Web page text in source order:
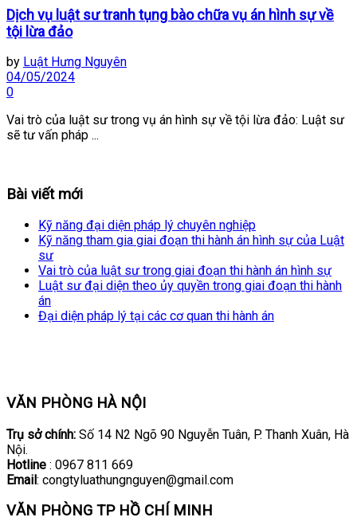
Dịch vụ luật sư tranh tụng bào chữa vụ án hình sự về
tội lừa đảo
by Luật Hưng Nguyên
04/05/2024
0
Vai trò của luật sư trong vụ án hình sự về tội lừa đảo: Luật sư
sẽ tư vấn pháp ...
Bài viết mới
Kỹ năng đại diện pháp lý chuyên nghiệp
Kỹ năng tham gia giai đoạn thi hành án hình sự của Luật
sư
Vai trò của luật sư trong giai đoạn thi hành án hình sự
Luật sư đại diện theo ủy quyền trong giai đoạn thi hành
án
Đại diện pháp lý tại các cơ quan thi hành án
VĂN PHÒNG HÀ NỘI
Trụ sở chính: Số 14 N2 Ngõ 90 Nguyễn Tuân, P. Thanh Xuân, Hà
Nội.
Hotline : 0967 811 669
Email: congtyluathungnguyen@gmail.com
VĂN PHÒNG TP HỒ CHÍ MINH